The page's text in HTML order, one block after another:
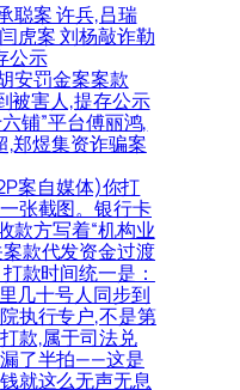
聪案 许兵,吕瑞
虎案 刘杨敲诈勒
公示
安罚金案案款
被害人,提存公示
铺”平台傅丽鸿,
,郑煜集资诈骗案
案自媒体)你打
张截图。银行卡
款方写着“机构业
款代发资金过渡
款时间统一是：
几十号人同步到
执行专户,不是第
款,属于司法兑
了半拍——这是
就这么无声无息